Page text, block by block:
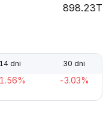
898.23T
14 dni 30 dni
-3.03%